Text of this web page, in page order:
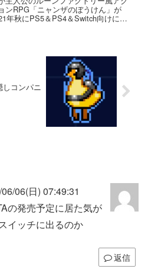
ンRPG「ニャンザのぼうけん」が
年秋にPS5＆PS4＆Switch向けに発
しコンパニ
06(日) 07:49:31
の発売予定に居た気が
イッチに出るのか
返信